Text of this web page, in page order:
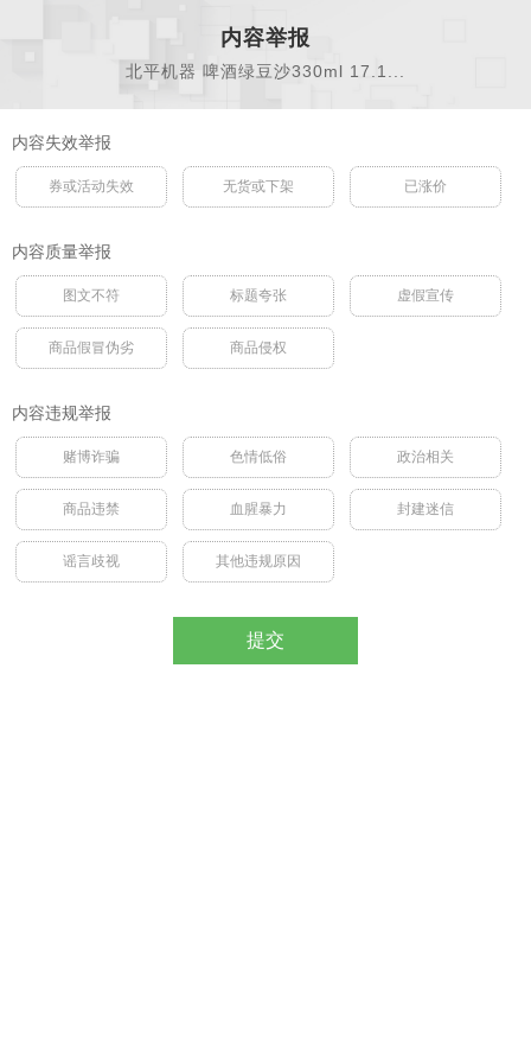
内容举报
北平机器 啤酒绿豆沙330ml 17.1...
内容失效举报
券或活动失效 无货或下架 已涨价
内容质量举报
图文不符 标题夸张 虚假宣传
商品假冒伪劣 商品侵权
内容违规举报
赌博诈骗 色情低俗 政治相关
商品违禁 血腥暴力 封建迷信
谣言歧视 其他违规原因
提交